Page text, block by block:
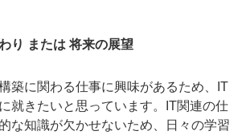
り または 将来の展望
築に関わる仕事に興味があるため、IT
就きたいと思っています。IT関連の仕
な知識が欠かせないため、日々の学習